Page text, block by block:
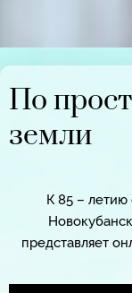
По
земли
К 85 – летию
представляет